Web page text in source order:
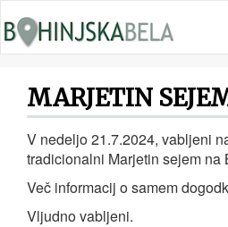
MARJETIN
V nedeljo 21.7.2024, vabljeni
tradicionalni Marjetin sejem na
Več informacij o samem
Vljudno vabljeni.